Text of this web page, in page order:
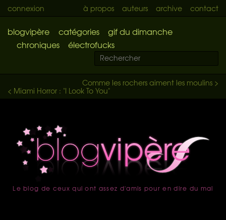
connexion à propos auteurs archive contact
blogvipère catégories
gif du dimanche
chroniques
électrofucks
Comme les rochers aiment les moulins >
< Miami Horror : "I Look To You"
accueil
Le blog de ceux qui ont assez d'amis pour en dire du mal